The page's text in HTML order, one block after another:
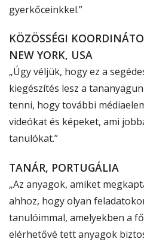
gyerkőceinkkel.”
KÖZÖSSÉGI
NEW YORK, USA
„Úgy véljük, hogy ez a
kiegészítés lesz a
tenni, hogy további
videókat és képeket, ami
tanulókat.”
TANÁR, PORTUGÁLIA
„Az anyagok, amiket
ahhoz, hogy olyan
tanulóimmal, amelyekben a
elérhetővé tett anyagok